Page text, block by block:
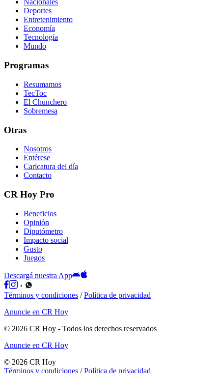
Nacionales
Deportes
Entretenimiento
Economía
Tecnología
Mundo
Programas
Resumamos
TecToc
El Chunchero
Sobremesa
Otras
Nosotros
Entérese
Caricatura del día
Contacto
CR Hoy Pro
Beneficios
Opinión
Diputómetro
Impacto social
Gusto
Juegos
Descargá nuestra App
Términos y condiciones /Política de privacidad
Anuncie en CR Hoy
© 2026 CR Hoy - Todos los derechos reservados
Anuncie en CR Hoy
© 2026 CR Hoy
Términos y condiciones /Política de privacidad